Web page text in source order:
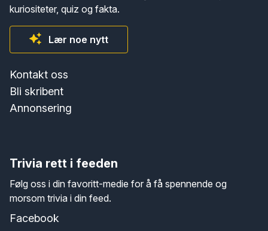
kuriositeter, quiz og fakta.
Lær noe nytt
Kontakt oss
Bli skribent
Annonsering
Trivia rett i feeden
Følg oss i din favoritt-medie for å få spennende og
morsom trivia i din feed.
Facebook